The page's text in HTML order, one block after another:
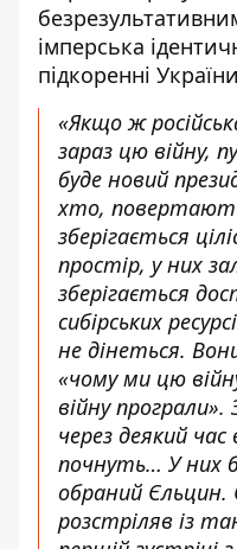
імперська
підкоренні
«Якщо ж
зараз цю війну,
буде новий
хто,
зберігається
простір, у них
зберігається
сибірських
не дінеться.
«чому ми цю
війну програли».
через деякий
почнуть… У них
обраний Єльцин.
розстріляв із